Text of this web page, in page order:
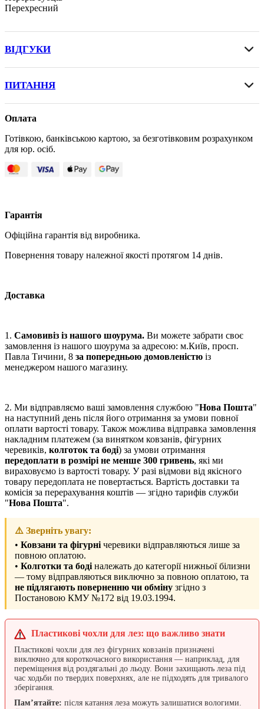
Перехресний
ВІДГУКИ
ПИТАННЯ
Оплата
Готівкою, банківською картою, за безготівковим розрахунком
для юр. осіб.
Гарантія
Офіційна гарантія від виробника.
Повернення товару належної якості протягом 14 днів.
Доставка
1. Самовивіз із нашого шоурума. Ви можете забрати своє
замовлення із нашого шоурума за адресою: м.Київ, просп.
Павла Тичини, 8 за попередньою домовленістю із
менеджером нашого магазину.
2. Ми відправляємо ваші замовлення службою "Нова Пошта"
на наступний день після його отримання за умови повної
оплати вартості товару. Також можлива відправка замовлення
накладним платежем (за винятком ковзанів, фігурних
черевиків, колготок та боді) за умови отримання
передоплати в розмірі не менше 300 гривень, які ми
вираховуємо із вартості товару. У разі відмови від якісного
товару передоплата не повертається. Вартість доставки та
комісія за перерахування коштів — згідно тарифів служби
"Нова Пошта".
⚠️ Зверніть увагу:
• Ковзани та фігурні черевики відправляються лише за
повною оплатою.
• Колготки та боді належать до категорії нижньої білизни
— тому відправляються виключно за повною оплатою, та
не підлягають поверненню чи обміну згідно з
Постановою КМУ №172 від 19.03.1994.
Пластикові чохли для лез: що важливо знати
Пластикові чохли для лез фігурних ковзанів призначені
виключно для короткочасного використання — наприклад, для
переміщення від роздягальні до льоду. Вони захищають леза під
час ходьби по твердих поверхнях, але не підходять для тривалого
зберігання.
Пам’ятайте: після катання леза можуть залишатися вологими.